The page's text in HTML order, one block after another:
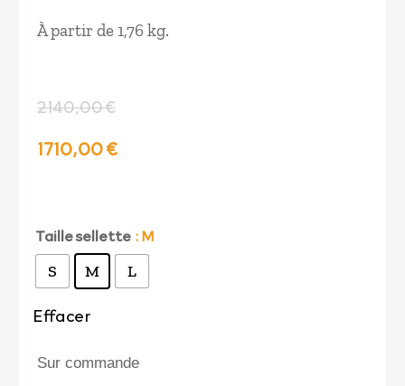
À partir de 1,76 kg.
2140,00€
Le
initial
était :
1710,00€Le
actuel
est :
Taille sellette : M
S M L
Effacer
Sur commande